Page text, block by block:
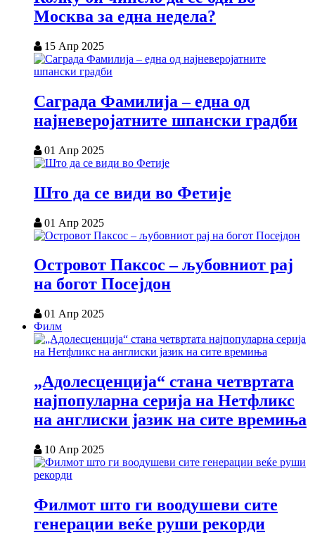
Москва за една недела?
15 Апр 2025
Саграда Фамилија – една од
најневеројатните шпански градби
01 Апр 2025
Што да се види во Фетије
01 Апр 2025
Островот Паксос – љубовниот рај
на богот Посејдон
01 Апр 2025
Филм
„Адолесценција“ стана четвртата
најпопуларна серија на Нетфликс
на англиски јазик на сите времиња
10 Апр 2025
Филмот што ги воодушеви сите
генерации веќе руши рекорди